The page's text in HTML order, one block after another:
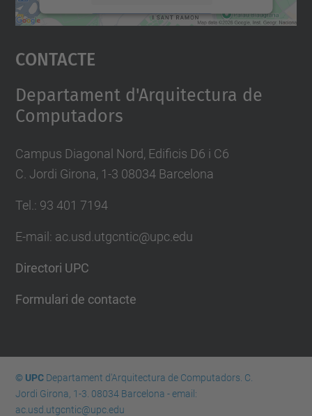
Accepta
powered by
Contacte
Departament d'Arquitectura de
Computadors
Campus Diagonal Nord, Edificis D6 i C6
C. Jordi Girona, 1-3 08034 Barcelona
Tel.: 93 401 7194
E-mail: ac.usd.utgcntic@upc.edu
Directori UPC
Formulari de contacte
© UPCDepartament d'Arquitectura de Computadors. C.
Jordi Girona, 1-3. 08034 Barcelona - email:
ac.usd.utgcntic@upc.edu